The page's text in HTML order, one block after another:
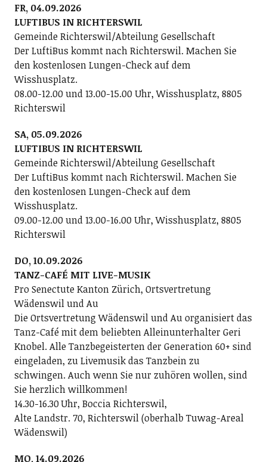
FR, 04.09.2026
LUFTIBUS IN RICHTERSWIL
Gemeinde Richterswil/Abteilung Gesellschaft
Der LuftiBus kommt nach Richterswil. Machen Sie
den kostenlosen Lungen-Check auf dem
Wisshusplatz.
08.00-12.00 und 13.00-15.00 Uhr, Wisshusplatz, 8805
Richterswil
SA, 05.09.2026
LUFTIBUS IN RICHTERSWIL
Gemeinde Richterswil/Abteilung Gesellschaft
Der LuftiBus kommt nach Richterswil. Machen Sie
den kostenlosen Lungen-Check auf dem
Wisshusplatz.
09.00-12.00 und 13.00-16.00 Uhr, Wisshusplatz, 8805
Richterswil
DO, 10.09.2026
TANZ-CAFÉ MIT LIVE-MUSIK
Pro Senectute Kanton Zürich, Ortsvertretung
Wädenswil und Au
Die Ortsvertretung Wädenswil und Au organisiert das
Tanz-Café mit dem beliebten Alleinunterhalter Geri
Knobel. Alle Tanzbegeisterten der Generation 60+ sind
eingeladen, zu Livemusik das Tanzbein zu
schwingen. Auch wenn Sie nur zuhören wollen, sind
Sie herzlich willkommen!
14.30-16.30 Uhr, Boccia Richterswil,
Alte Landstr. 70, Richterswil (oberhalb Tuwag-Areal
Wädenswil)
MO, 14.09.2026